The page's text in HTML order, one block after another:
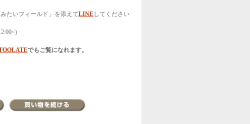
たいフィールド」を添えてLINEしてください
でもご覧になれます。